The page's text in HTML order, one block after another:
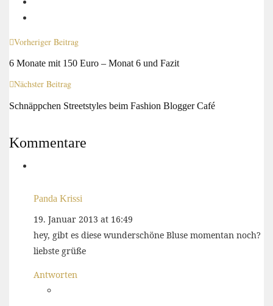
Vorheriger Beitrag
6 Monate mit 150 Euro – Monat 6 und Fazit
Nächster Beitrag
Schnäppchen Streetstyles beim Fashion Blogger Café
Kommentare
Panda Krissi
19. Januar 2013 at 16:49
hey, gibt es diese wunderschöne Bluse momentan noch?
liebste grüße
Antworten